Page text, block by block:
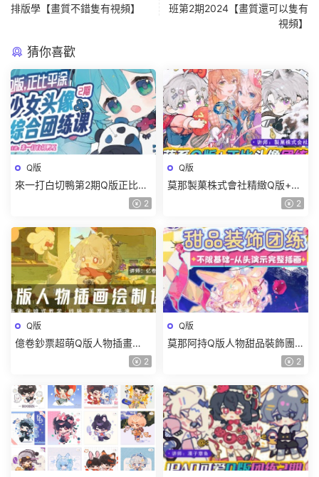
排版學【畫質不錯隻有視頻】
班第2期2024【畫質還可以隻有
視頻】
猜你喜歡
Q版
來一打白切鴨第2期Q版正比平
2025【畫質高清有課件沒筆
刷】
2
Q版
莫那製菓株式會社精緻Q版+正
比頭像團練2024【畫質高清有
2
Q版
億卷鈔票超萌Q版人物插畫
2025【畫質高清隻有視頻】 2
Q版
莫那阿持Q版人物甜品裝飾團
練2024【畫質高清隻有視頻】
2